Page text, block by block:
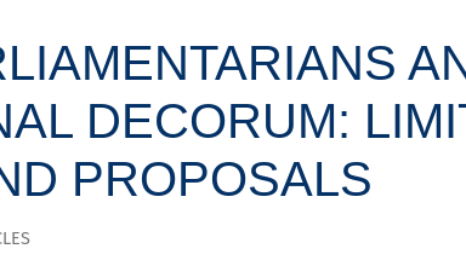
DECORUM:
PROPOSALS